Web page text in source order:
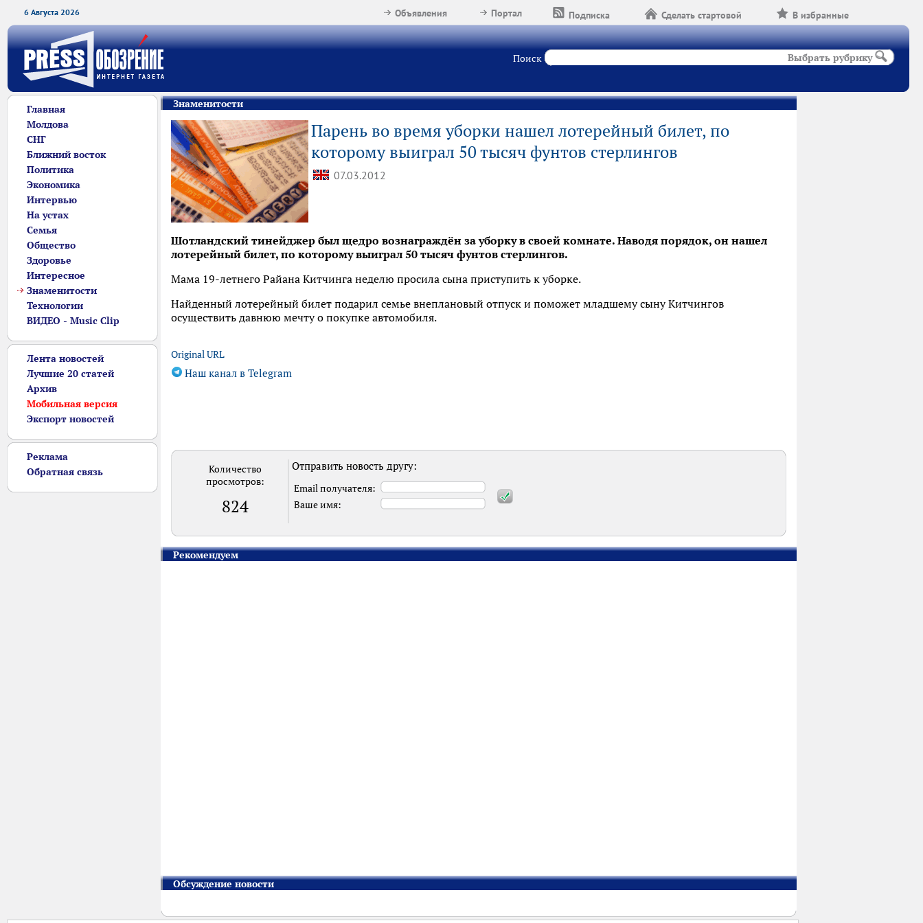
6 Августа 2026 В избранные
Сделать стартовой
Подписка
Портал
Объявления
Поиск Выбрать рубрику
Главная
Молдова
СНГ
Ближний восток
Политика
Экономика
Интервью
На устах
Семья
Общество
Здоровье
Интересное
Знаменитости
Технологии
ВИДЕО - Music Clip
Лента новостей
Лучшие 20 статей
Архив
Мобильная версия
Экспорт новостей
Реклама
Обратная связь
Знаменитости
Парень во время уборки нашел лотерейный билет, по
которому выиграл 50 тысяч фунтов стерлингов
07.03.2012
Шотландский тинейджер был щедро вознаграждён за уборку в своей комнате. Наводя порядок, он нашел
лотерейный билет, по которому выиграл 50 тысяч фунтов стерлингов.
Мама 19-летнего Райана Китчинга неделю просила сына приступить к уборке.
Найденный лотерейный билет подарил семье внеплановый отпуск и поможет младшему сыну Китчингов
осуществить давнюю мечту о покупке автомобиля.
Original URL
Наш канал в Telegram
Количество
просмотров:
824
Отправить новость другу:
Email получателя:
Ваше имя:
Рекомендуем
Обсуждение новости